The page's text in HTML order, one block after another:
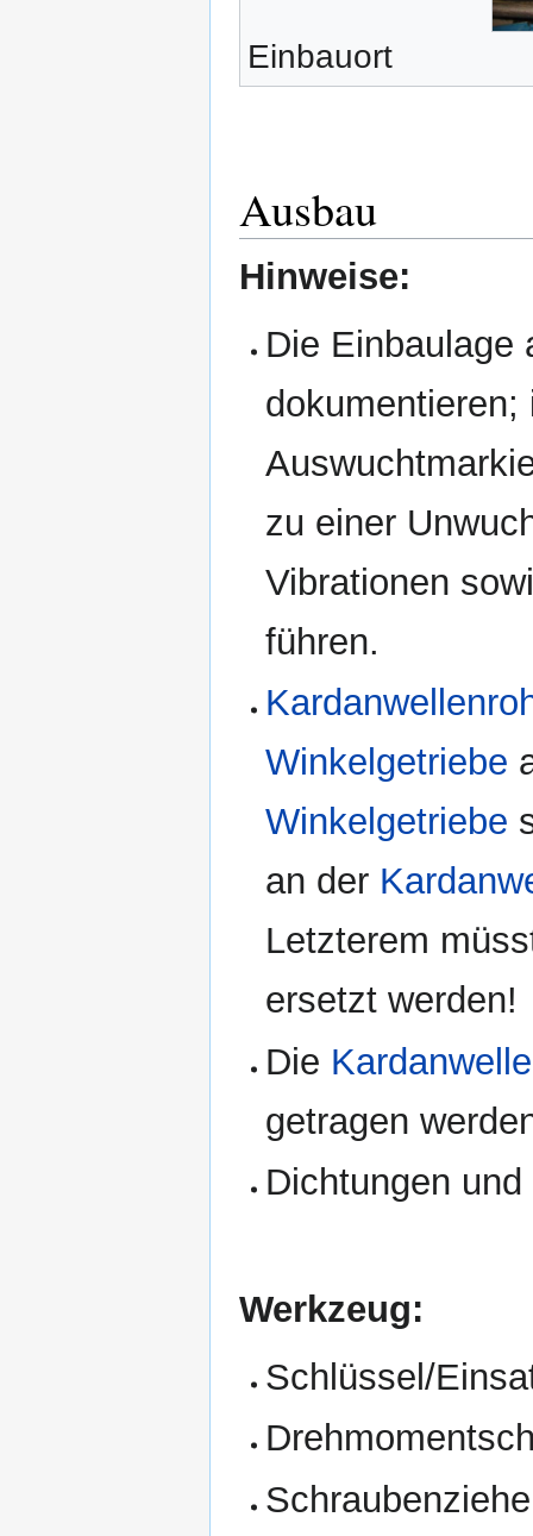
Einbauort
Ausbau
Hinweise:
Die Einbaulage
zu einer
Vibrationen
führen.
Winkelgetriebe
Winkelgetriebe
an der
Letzterem
ersetzt werden!
Die Kardanwelle
getragen
Dichtungen
Werkzeug:
Schlüssel/